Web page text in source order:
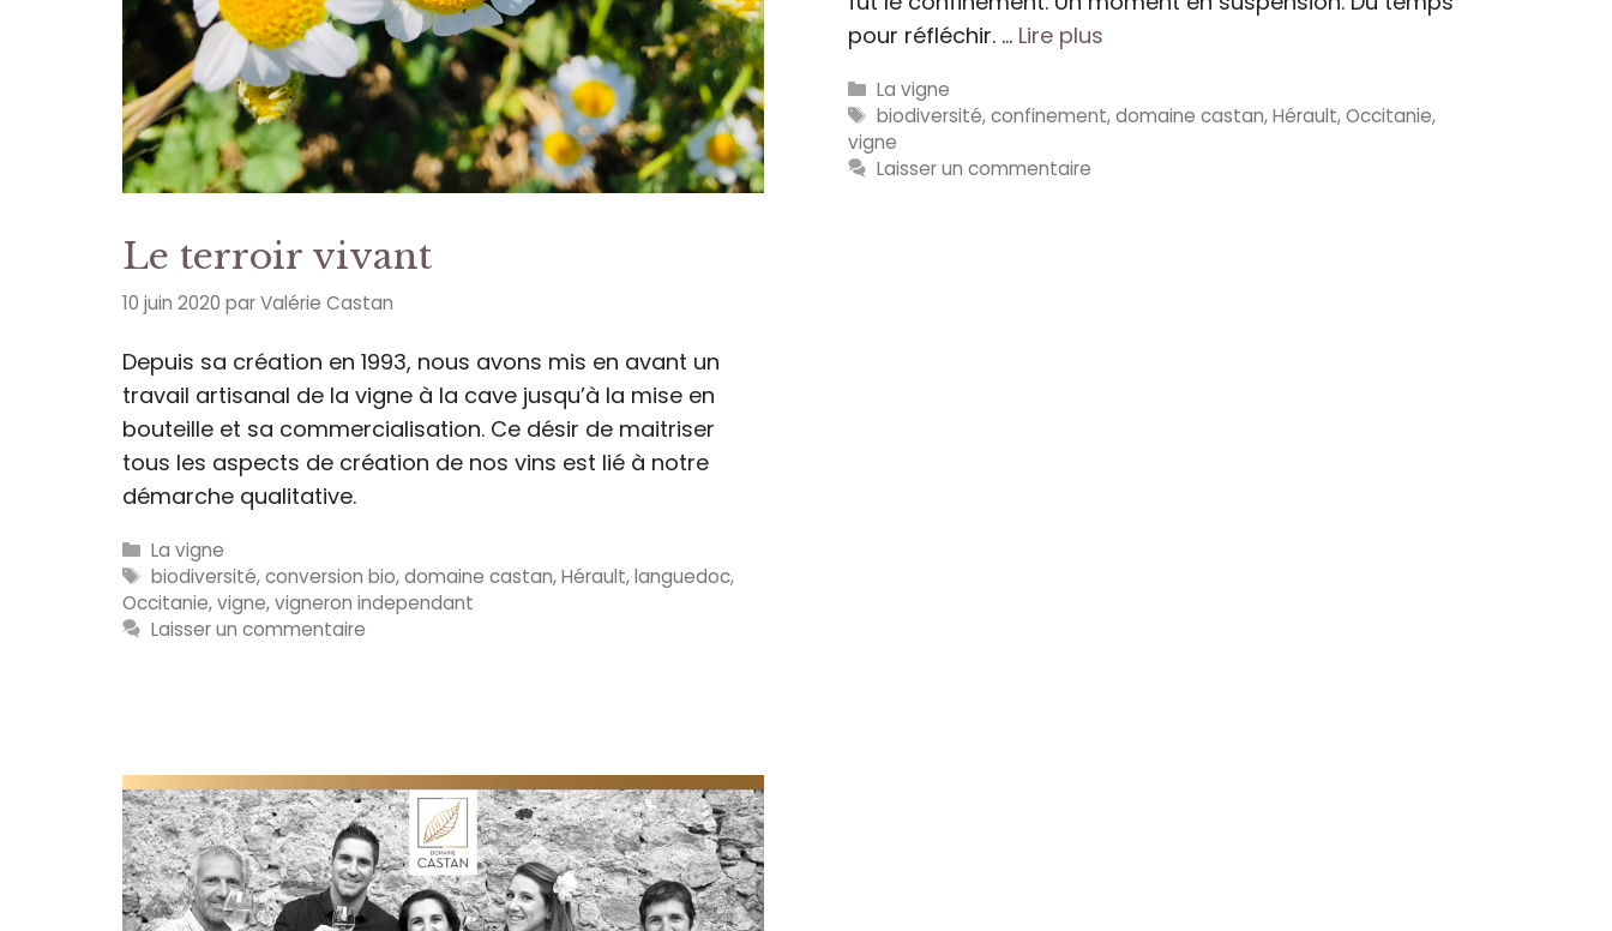
Le terroir vivant
10 juin 2020 parValérie Castan
Depuis sa création en 1993, nous avons mis en avant un
travail artisanal de la vigne à la cave jusqu’à la mise en
bouteille et sa commercialisation. Ce désir de maitriser
tous les aspects de création de nos vins est lié à notre
démarche qualitative.
Catégories
La vigne
Étiquettes
biodiversité,conversion bio,domaine castan,Hérault,languedoc,
Occitanie,vigne,vigneron independant
Laisser un commentaire
pour réfléchir. … Lire plus
Catégories
La vigne
Étiquettes
biodiversité,confinement,domaine castan,Hérault,Occitanie,
vigne
Laisser un commentaire